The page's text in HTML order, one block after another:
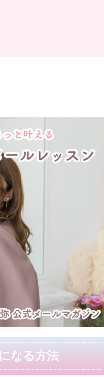
なる方法